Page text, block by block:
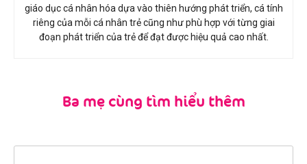
giáo dục cá nhân hóa dựa vào thiên hướng phát triển, cá tính
riêng của mỗi cá nhân trẻ cũng như phù hợp với từng giai
đoạn phát triển của trẻ để đạt được hiệu quả cao nhất.
Ba mẹ cùng tìm hiểu thêm